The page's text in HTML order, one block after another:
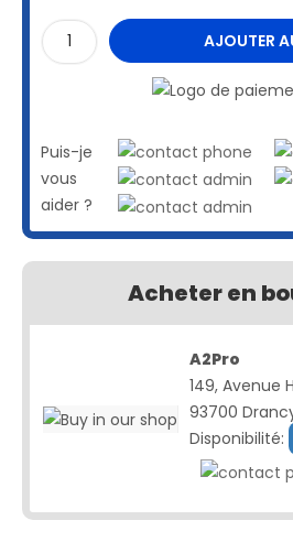
AJOUTER
Puis-je
vous
aider ?
Acheter en
A2Pro
149, Avenue
93700
Disponibilité: